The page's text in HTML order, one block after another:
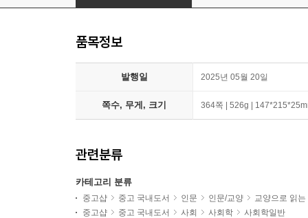
품목정보
발행일 2025년 05월 20일
쪽수, 무게, 크기 364쪽 | 526g |
관련분류
카테고리 분류
중고샵 중고 국내도서 인문 인문/교양
교양으로 읽는
중고샵
중고 국내도서 사회 사회학 사회학일반